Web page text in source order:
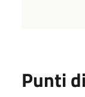
Punti